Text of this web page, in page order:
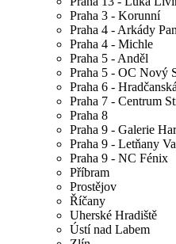
Praha 3 - Korunní
Praha 4 - Arkády
Praha 4 - Michle
Praha 5 - Anděl
Praha 5 - OC Nový
Praha 6 - Hradčanská
Praha 7 - Centrum
Praha 8
Praha 9 - Galerie
Praha 9 - Letňany
Praha 9 - NC Fénix
Příbram
Prostějov
Říčany
Uherské Hradiště
Ústí nad Labem